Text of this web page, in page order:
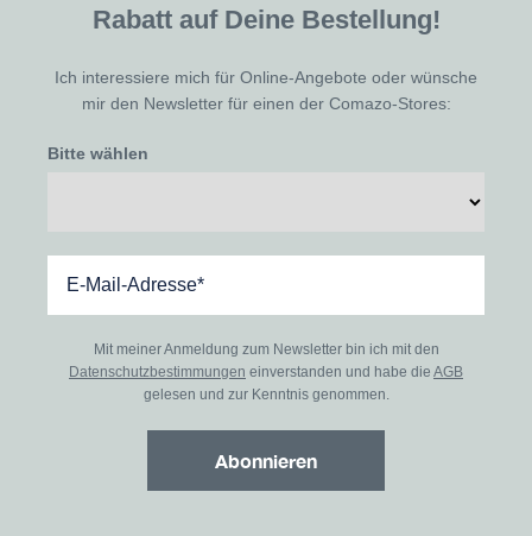
Rabatt auf Deine Bestellung!
Ich interessiere mich für Online-Angebote oder wünsche
mir den Newsletter für einen der Comazo-Stores:
Bitte wählen
Mit meiner Anmeldung zum Newsletter bin ich mit den
Datenschutzbestimmungen einverstanden und habe die AGB
gelesen und zur Kenntnis genommen.
Abonnieren